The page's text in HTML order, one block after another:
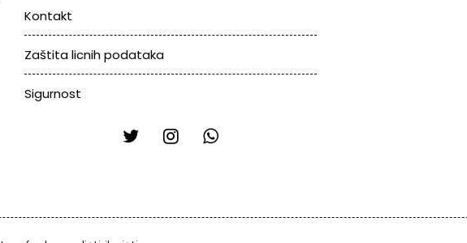
Kontakt
Zaštita licnih podataka
Sigurnost